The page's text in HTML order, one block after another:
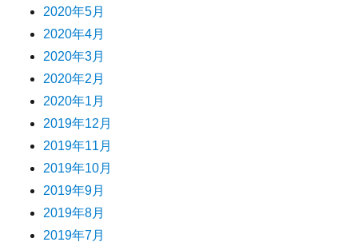
2020年5月
2020年4月
2020年3月
2020年2月
2020年1月
2019年12月
2019年11月
2019年10月
2019年9月
2019年8月
2019年7月